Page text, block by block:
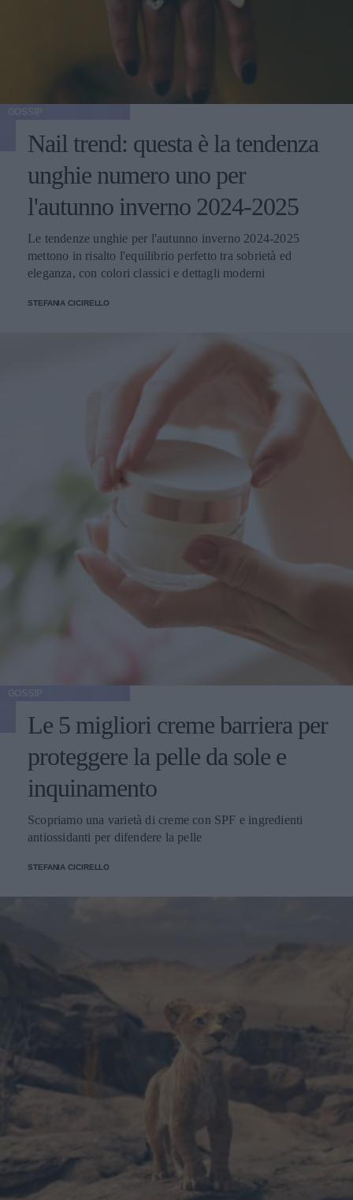
Nail trend: questa è la tendenza
unghie numero uno per
l'autunno inverno 2024-2025
Le tendenze unghie per l'autunno inverno 2024-2025
mettono in risalto l'equilibrio perfetto tra sobrietà ed
eleganza, con colori classici e dettagli moderni
STEFANIA CICIRELLO
Le 5 migliori creme barriera per
proteggere la pelle da sole e
inquinamento
Scopriamo una varietà di creme con SPF e ingredienti
antiossidanti per difendere la pelle
STEFANIA CICIRELLO